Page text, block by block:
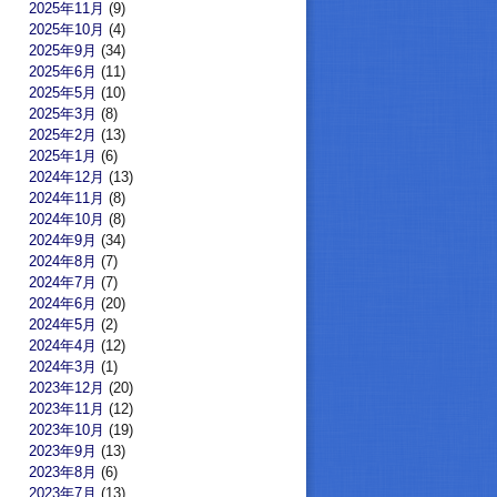
2025年11月 (9)
2025年10月 (4)
2025年9月 (34)
2025年6月 (11)
2025年5月 (10)
2025年3月 (8)
2025年2月 (13)
2025年1月 (6)
2024年12月 (13)
2024年11月 (8)
2024年10月 (8)
2024年9月 (34)
2024年8月 (7)
2024年7月 (7)
2024年6月 (20)
2024年5月 (2)
2024年4月 (12)
2024年3月 (1)
2023年12月 (20)
2023年11月 (12)
2023年10月 (19)
2023年9月 (13)
2023年8月 (6)
2023年7月 (13)